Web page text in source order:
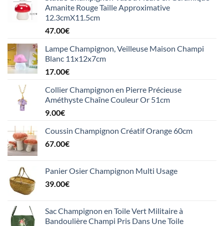
Amanite Rouge Taille Approximative
12.3cmX11.5cm
47.00€
Lampe Champignon, Veilleuse Maison Champi
Blanc 11x12x7cm
17.00€
Collier Champignon en Pierre Précieuse
Améthyste Chaîne Couleur Or 51cm
9.00€
Coussin Champignon Créatif Orange 60cm
67.00€
Panier Osier Champignon Multi Usage
39.00€
Sac Champignon en Toile Vert Militaire à
Bandoulière Champi Pris Dans Une Toile